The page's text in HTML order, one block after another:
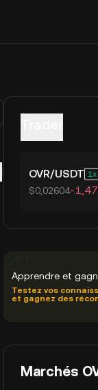
OVR/USDT 1
$0,02604-
Apprendre et
Testez vos
et gagnez des
Marchés